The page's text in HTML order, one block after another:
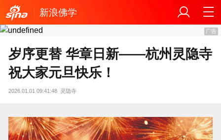
新浪佛学
广告
岁序更替 华章日新——杭州灵隐寺
祝大家元旦快乐！
2026.01.01 09:41:48 灵隐寺